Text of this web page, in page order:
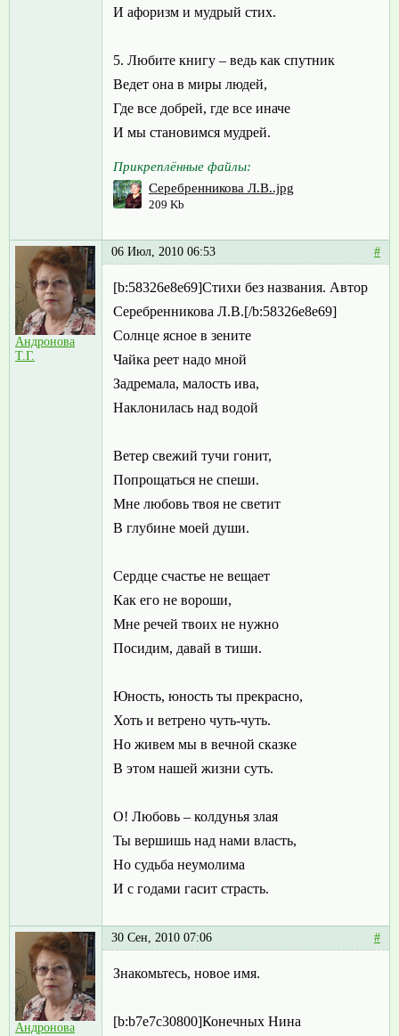
И афоризм и мудрый стих.
5. Любите книгу – ведь как спутник
Ведет она в миры людей,
Где все добрей, где все иначе
И мы становимся мудрей.
Прикреплённые файлы:
Серебренникова Л.В..jpg
209 Kb
Андронова
Т.Г.
06 Июл, 2010 06:53 #
[b:58326e8e69]Стихи без названия. Автор
Серебренникова Л.В.[/b:58326e8e69]
Солнце ясное в зените
Чайка реет надо мной
Задремала, малость ива,
Наклонилась над водой
Ветер свежий тучи гонит,
Попрощаться не спеши.
Мне любовь твоя не светит
В глубине моей души.
Сердце счастье не вещает
Как его не вороши,
Мне речей твоих не нужно
Посидим, давай в тиши.
Юность, юность ты прекрасно,
Хоть и ветрено чуть-чуть.
Но живем мы в вечной сказке
В этом нашей жизни суть.
О! Любовь – колдунья злая
Ты вершишь над нами власть,
Но судьба неумолима
И с годами гасит страсть.
Андронова
30 Сен, 2010 07:06 #
Знакомьтесь, новое имя.
[b:b7e7c30800]Конечных Нина